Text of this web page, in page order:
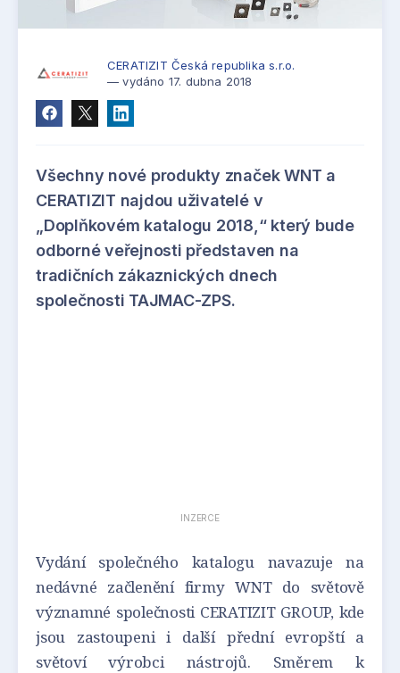
CERATIZIT Česká republika s.r.o.
— vydáno 17. dubna 2018
Všechny nové produkty značek WNT a
CERATIZIT najdou uživatelé v
„Doplňkovém katalogu 2018,“ který bude
odborné veřejnosti představen na
tradičních zákaznických dnech
společnosti TAJMAC-ZPS.
INZERCE
Vydání společného katalogu navazuje na
nedávné začlenění firmy WNT do světově
významné společnosti CERATIZIT GROUP, kde
jsou zastoupeni i další přední evropští a
světoví výrobci nástrojů. Směrem k